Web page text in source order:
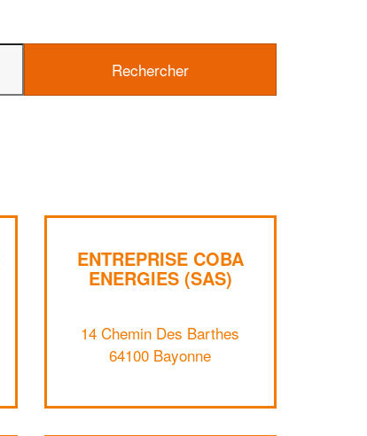
ENTREPRISE COBA
ENERGIES (SAS)
14 Chemin Des Barthes
64100 Bayonne